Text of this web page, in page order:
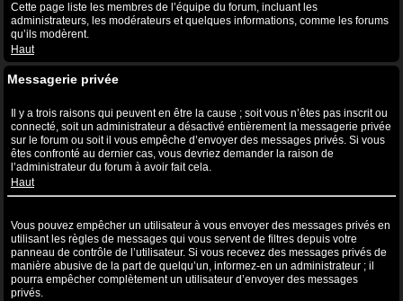
Cette page liste les membres de l’équipe du forum, incluant les
administrateurs, les modérateurs et quelques informations, comme les forums
qu’ils modèrent.
Haut
Messagerie privée
Il y a trois raisons qui peuvent en être la cause ; soit vous n’êtes pas inscrit ou
connecté, soit un administrateur a désactivé entièrement la messagerie privée
sur le forum ou soit il vous empêche d’envoyer des messages privés. Si vous
êtes confronté au dernier cas, vous devriez demander la raison de
l’administrateur du forum à avoir fait cela.
Haut
Vous pouvez empêcher un utilisateur à vous envoyer des messages privés en
utilisant les règles de messages qui vous servent de filtres depuis votre
panneau de contrôle de l’utilisateur. Si vous recevez des messages privés de
manière abusive de la part de quelqu’un, informez-en un administrateur ; il
pourra empêcher complètement un utilisateur d’envoyer des messages
privés.